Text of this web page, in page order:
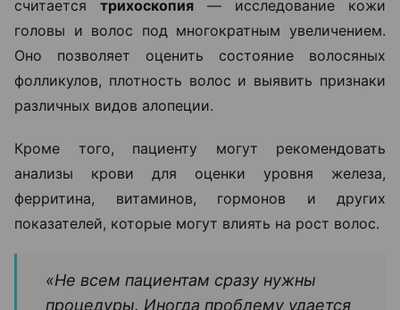
считается трихоскопия — исследование кожи
головы и волос под многократным увеличением.
Оно позволяет оценить состояние волосяных
фолликулов, плотность волос и выявить признаки
различных видов алопеции.
Кроме того, пациенту могут рекомендовать
анализы крови для оценки уровня железа,
ферритина, витаминов, гормонов и других
показателей, которые могут влиять на рост волос.
«Не всем пациентам сразу нужны
процедуры. Иногда проблему удается